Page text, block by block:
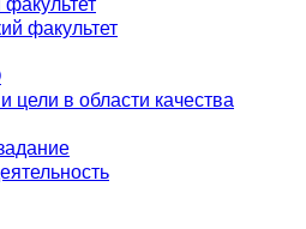
факультет
цели в области качества